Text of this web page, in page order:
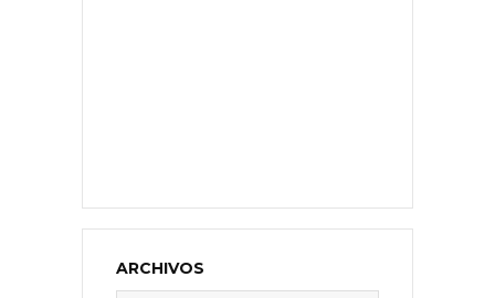
ARCHIVOS